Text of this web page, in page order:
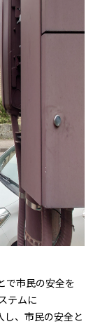
で市民の安全を
テムに
、市民の安全と